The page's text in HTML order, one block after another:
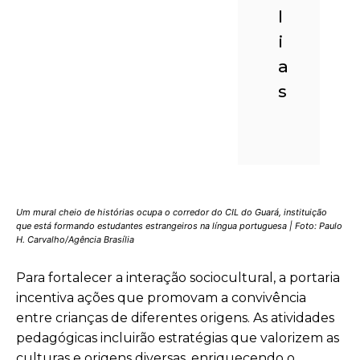
l
i
a
s
Um mural cheio de histórias ocupa o corredor do CIL do Guará, instituição
que está formando estudantes estrangeiros na língua portuguesa | Foto: Paulo
H. Carvalho/Agência Brasília
Para fortalecer a interação sociocultural, a portaria
incentiva ações que promovam a convivência
entre crianças de diferentes origens. As atividades
pedagógicas incluirão estratégias que valorizem as